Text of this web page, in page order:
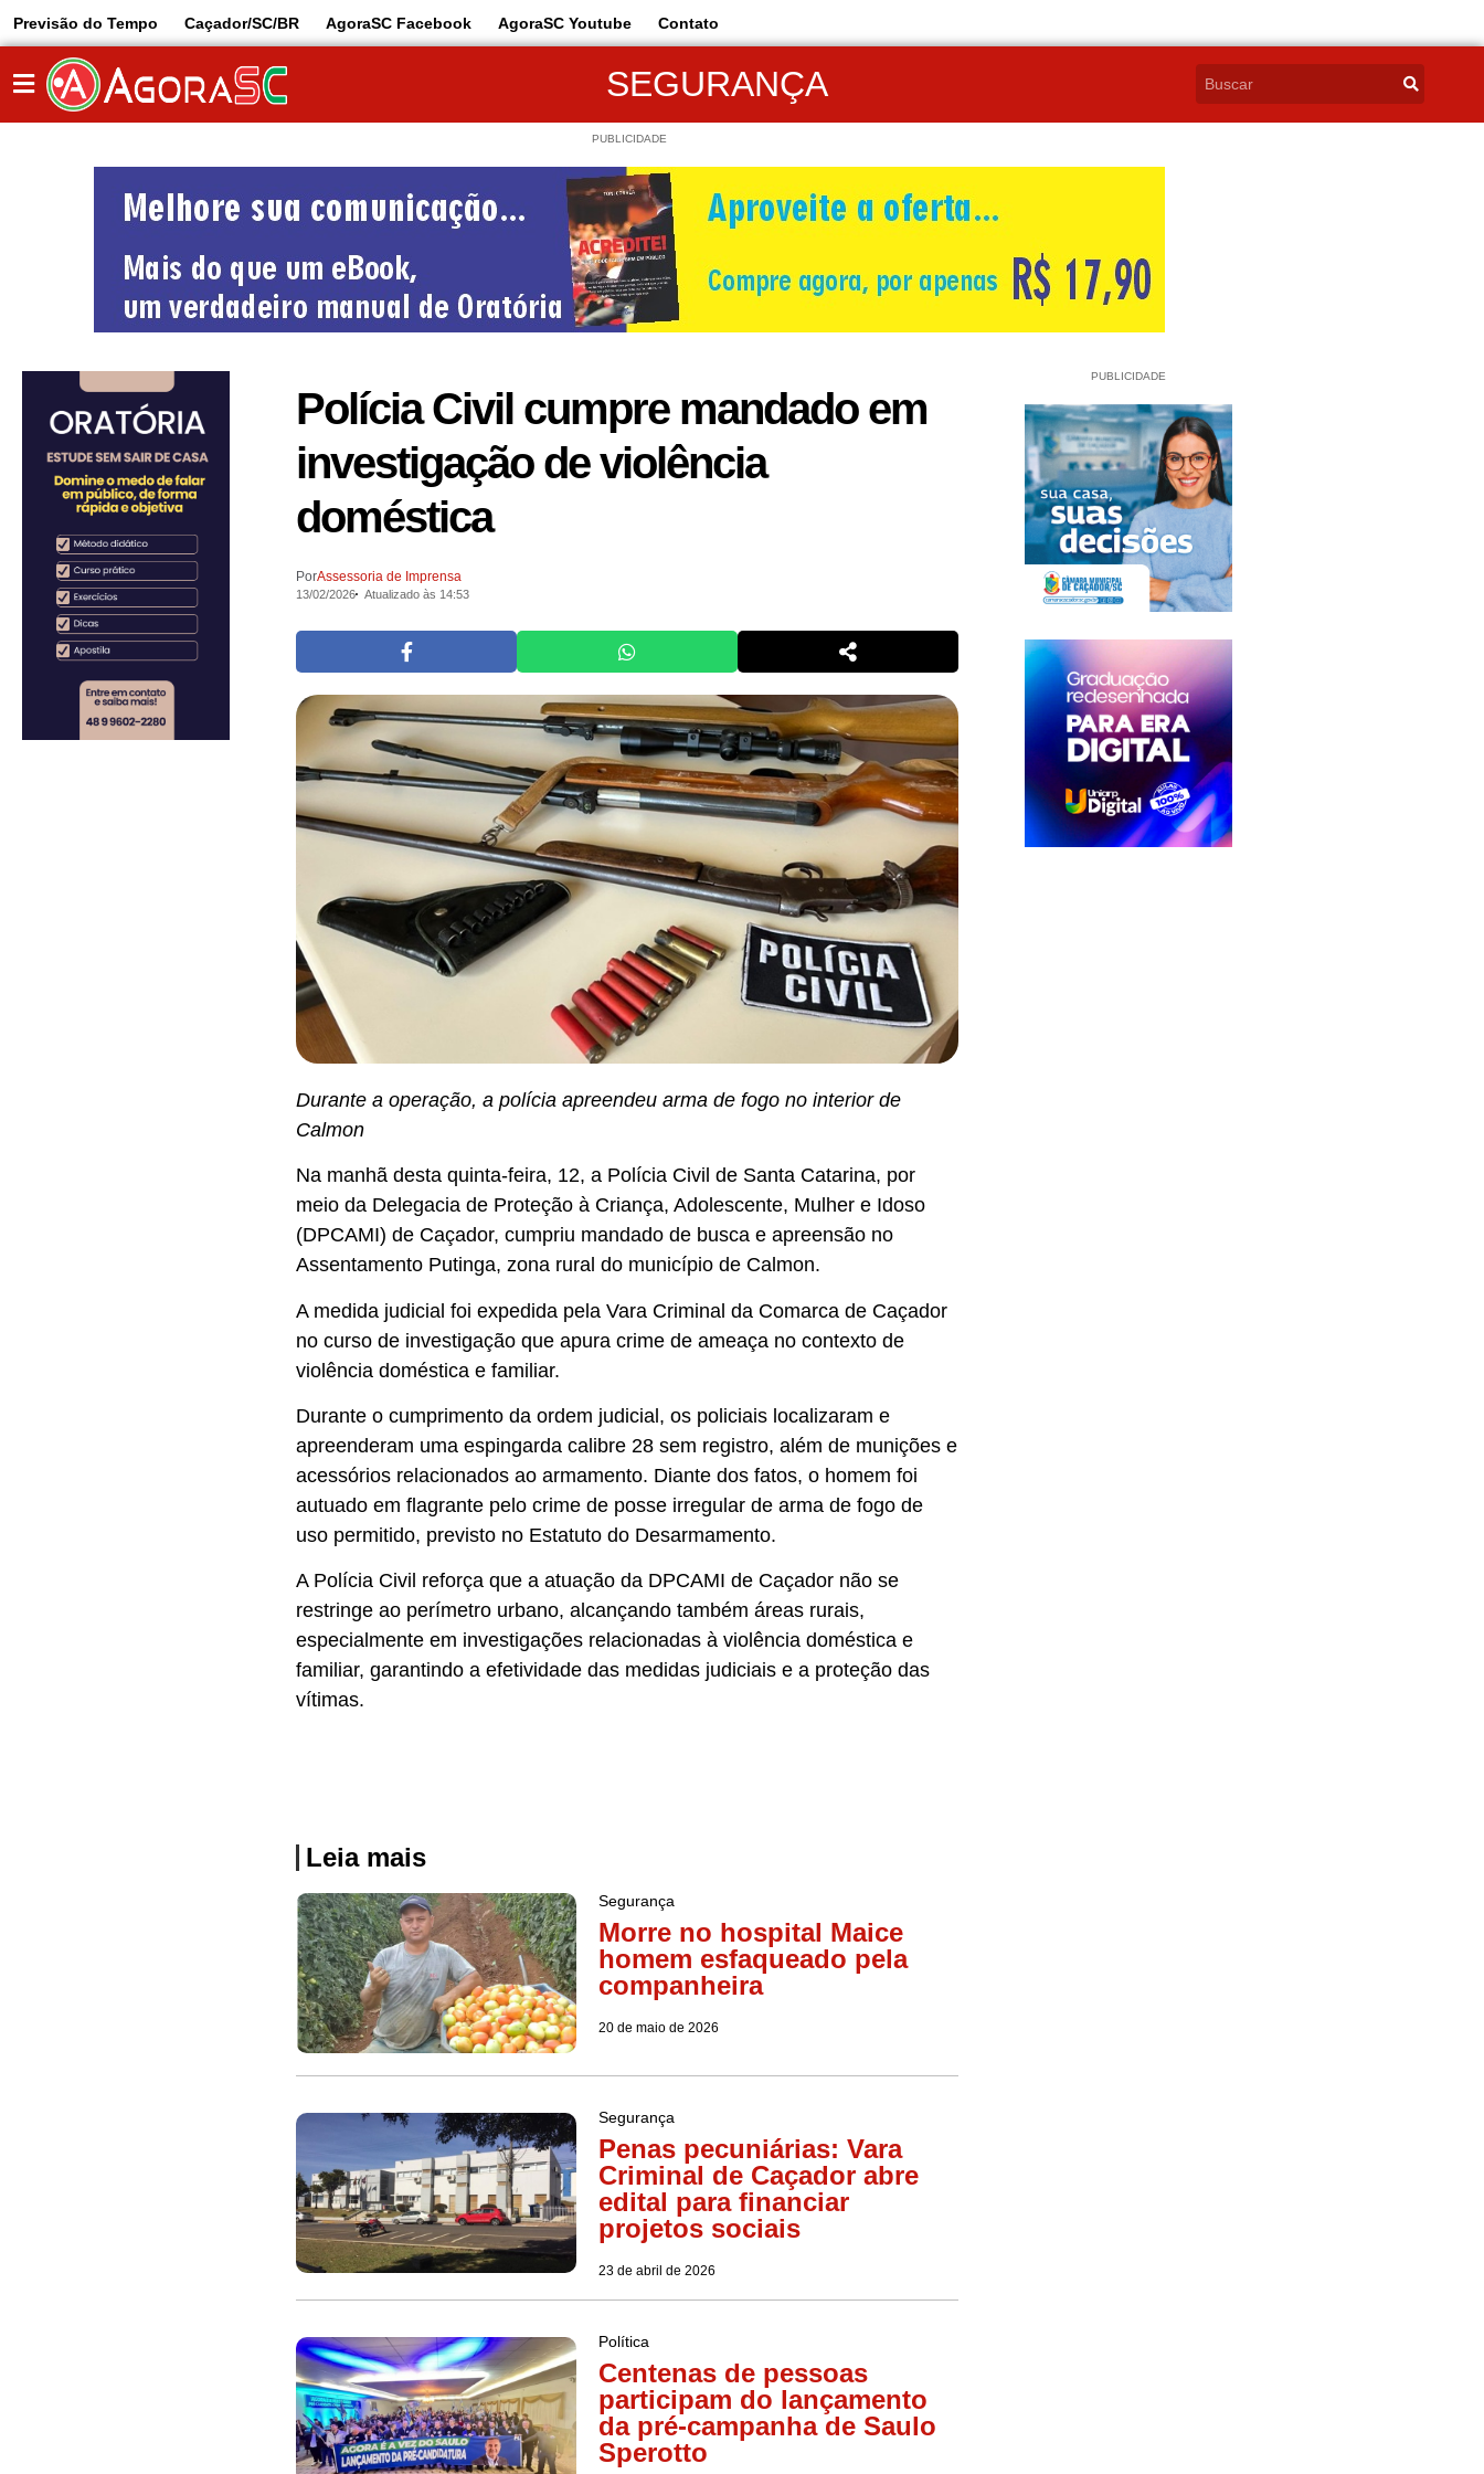
Previsão do Tempo Caçador/SC/BR AgoraSC Facebook AgoraSC Youtube Contato
SEGURANÇA
PUBLICIDADE
Polícia Civil cumpre mandado em
investigação de violência
doméstica
PorAssessoria de Imprensa
13/02/2026 Atualizado às 14:53
Durante a operação, a polícia apreendeu arma de fogo no interior de
Calmon
Na manhã desta quinta-feira, 12, a Polícia Civil de Santa Catarina, por
meio da Delegacia de Proteção à Criança, Adolescente, Mulher e Idoso
(DPCAMI) de Caçador, cumpriu mandado de busca e apreensão no
Assentamento Putinga, zona rural do município de Calmon.
A medida judicial foi expedida pela Vara Criminal da Comarca de Caçador
no curso de investigação que apura crime de ameaça no contexto de
violência doméstica e familiar.
Durante o cumprimento da ordem judicial, os policiais localizaram e
apreenderam uma espingarda calibre 28 sem registro, além de munições e
acessórios relacionados ao armamento. Diante dos fatos, o homem foi
autuado em flagrante pelo crime de posse irregular de arma de fogo de
uso permitido, previsto no Estatuto do Desarmamento.
A Polícia Civil reforça que a atuação da DPCAMI de Caçador não se
restringe ao perímetro urbano, alcançando também áreas rurais,
especialmente em investigações relacionadas à violência doméstica e
familiar, garantindo a efetividade das medidas judiciais e a proteção das
vítimas.
Leia mais
Segurança
Morre no hospital Maice
homem esfaqueado pela
companheira
20 de maio de 2026
Segurança
Penas pecuniárias: Vara
Criminal de Caçador abre
edital para financiar
projetos sociais
23 de abril de 2026
Política
Centenas de pessoas
participam do lançamento
da pré-campanha de Saulo
Sperotto
PUBLICIDADE